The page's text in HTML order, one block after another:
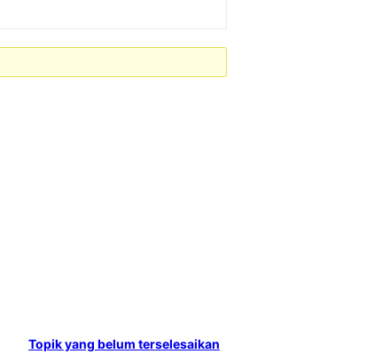
Topik yang belum terselesaikan